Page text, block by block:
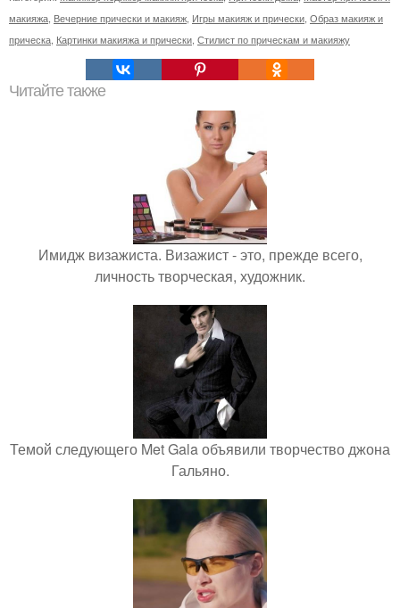
макияжа Вечерние прически и макияж Игры макияж и прически Образ макияж и
прическа Картинки макияжа и прически Стилист по прическам и макияжу
Читайте также
Имидж визажиста. Визажист - это, прежде всего,
личность творческая, художник.
Темой следующего Met Gala объявили творчество джона
Гальяно.